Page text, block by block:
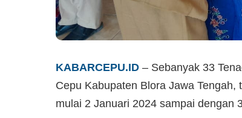
KABARCEPU.ID – Sebanyak 33
Cepu Kabupaten Blora Jawa
mulai 2 Januari 2024 sampai dengan